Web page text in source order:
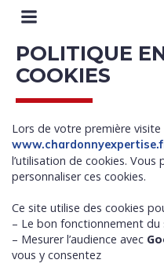
POLITIQUE
COOKIES
Lors de votre première
l’utilisation de cookies.
personnaliser ces cookies.
Ce site utilise des cookies
– Le bon fonctionnement du
– Mesurer l’audience avec
vous y consentez